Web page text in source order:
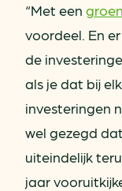
“Met een
voordeel. En
de
als je dat bij
investeringen
wel gezegd
uiteindelijk
jaar